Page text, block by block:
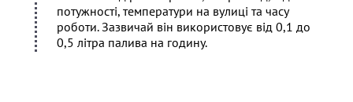
потужності, температури на вулиці та часу
роботи. Зазвичай він використовує від 0,1 до
0,5 літра палива на годину.